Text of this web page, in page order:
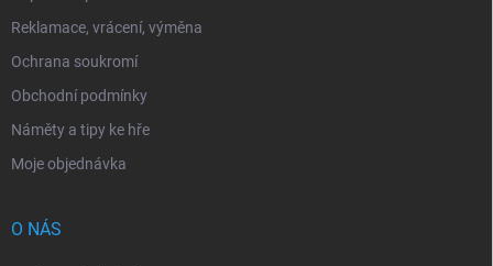
Reklamace, vrácení, výměna
Ochrana soukromí
Obchodní podmínky
Náměty a tipy ke hře
Moje objednávka
O NÁS